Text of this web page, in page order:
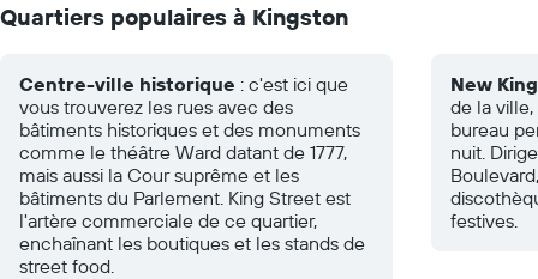
Quartiers populaires à Kingston
Centre-ville historique : c'est ici que
vous trouverez les rues avec des
bâtiments historiques et des monuments
comme le théâtre Ward datant de 1777,
mais aussi la Cour suprême et les
bâtiments du Parlement. King Street est
l'artère commerciale de ce quartier,
enchaînant les boutiques et les stands de
street food.
New
de la
bureau
nuit.
festives.